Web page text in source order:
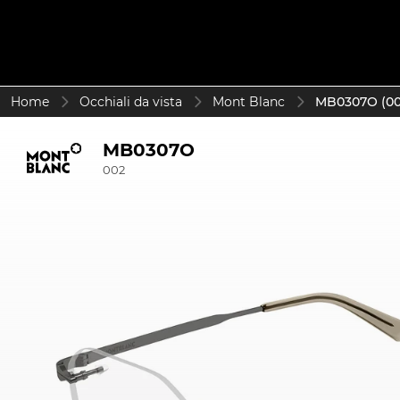
Home Occhiali da vista Mont Blanc MB0307O
MB0307O
002